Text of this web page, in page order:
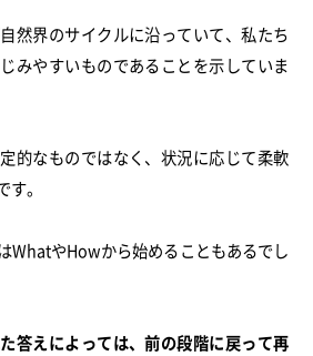
然界のサイクルに沿っていて、私たち
みやすいものであることを示していま
的なものではなく、状況に応じて柔軟
。
WhatやHowから始めることもあるでし
答えによっては、前の段階に戻って再